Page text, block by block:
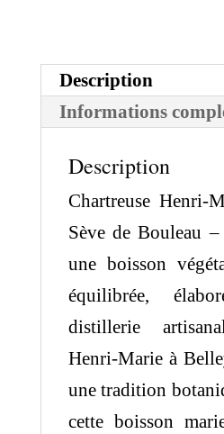
Sève
Framboise
25cl
Description
Informations
Description
Chartreuse Henri-
Sève de Bouleau
une boisson
équilibrée,
distillerie
Henri-Marie à
une tradition
cette boisson